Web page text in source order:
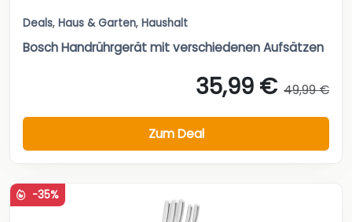
Deals, Haus & Garten, Haushalt
Bosch Handrührgerät mit verschiedenen Aufsätzen
35,99 € 49,99 €
Zum Deal
-35%